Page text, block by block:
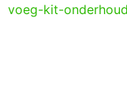
voeg-kit-